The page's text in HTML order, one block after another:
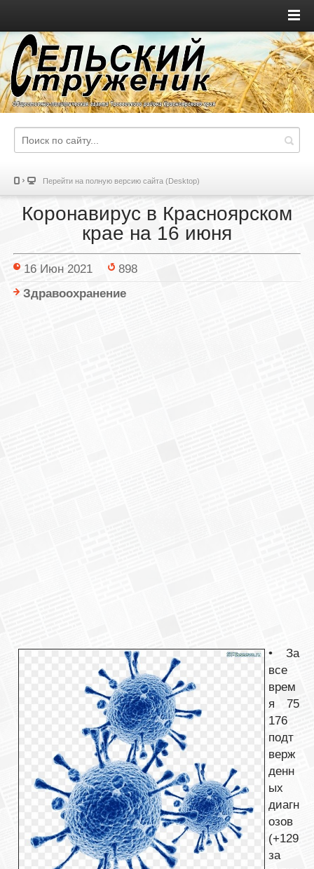
Перейти на полную версию сайта (Desktop)
Коронавирус в Красноярском
крае на 16 июня
16 Июн 2021
898
Здравоохранение
• За
все
врем
я 75
176
подт
верж
денн
ых
диагн
озов
(+129
за